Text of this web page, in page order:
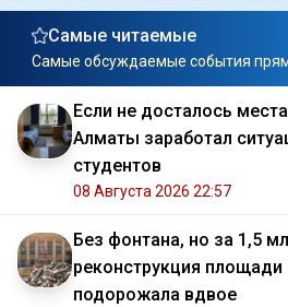
Самые читаемые
Самые обсуждаемые события
Если не досталось
Алматы заработал
студентов
08 Августа 2026 22:57
Без фонтана, но за 1,5
реконструкция площади
подорожала вдвое